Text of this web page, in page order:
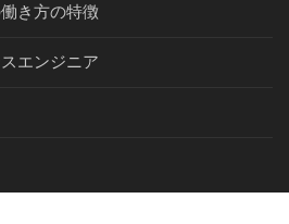
き方の特徴
エンジニア